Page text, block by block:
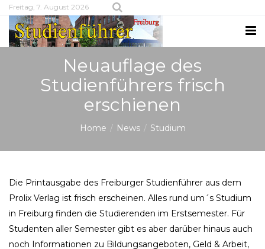
Freitag, 7. August 2026
Neuauflage des
Studienführers frisch
erschienen
Home News Studium
Die Printausgabe des Freiburger Studienführer aus dem
Prolix Verlag ist frisch erscheinen. Alles rund um´s Studium
in Freiburg finden die Studierenden im Erstsemester. Für
Studenten aller Semester gibt es aber darüber hinaus auch
noch Informationen zu Bildungsangeboten, Geld & Arbeit,